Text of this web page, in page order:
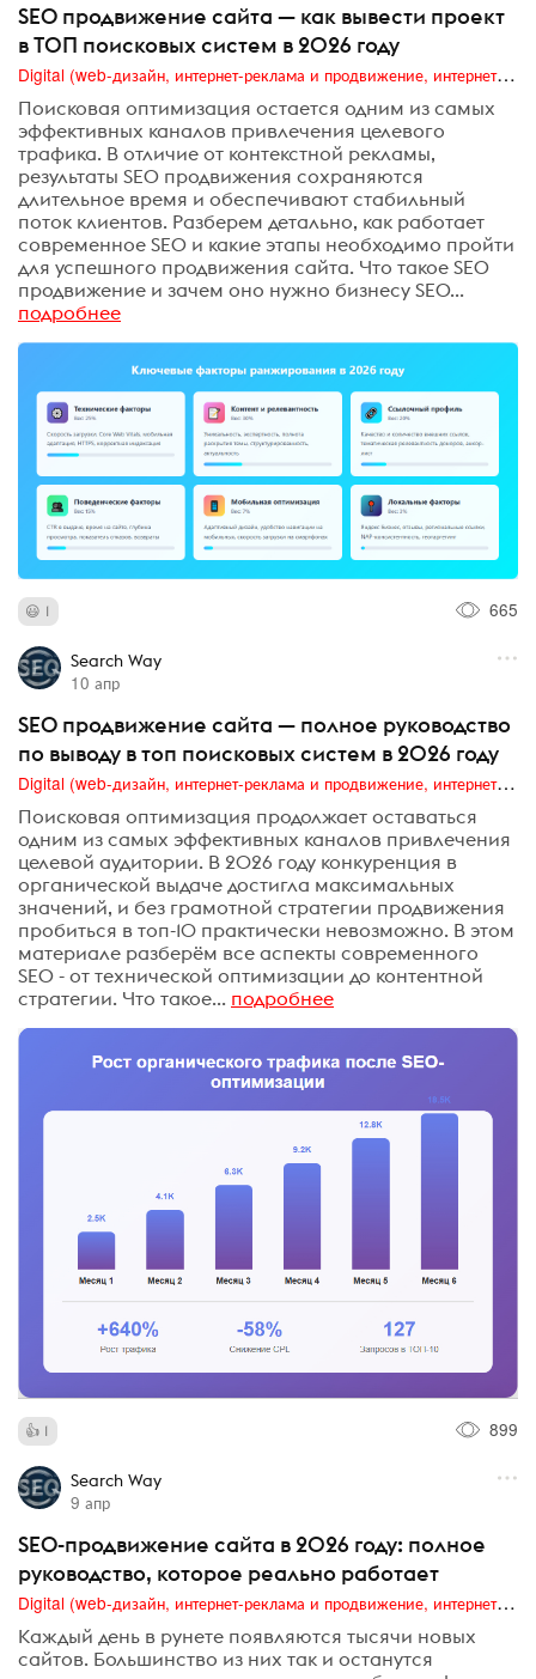
SEO продвижение сайта — как вывести проект
в ТОП поисковых систем в 2026 году
Digital (web-дизайн, интернет-реклама и продвижение, интернет-сообщества и блоги, интернет-коммуникации, мобильный маркетинг, реклама на цифровых экранах)
Поисковая оптимизация остается одним из самых
эффективных каналов привлечения целевого
трафика. В отличие от контекстной рекламы,
результаты SEO продвижения сохраняются
длительное время и обеспечивают стабильный
поток клиентов. Разберем детально, как работает
современное SEO и какие этапы необходимо пройти
для успешного продвижения сайта. Что такое SEO
продвижение и зачем оно нужно бизнесу SEO...
подробнее
1 665
Search Way
10 апр
SEO продвижение сайта — полное руководство
по выводу в топ поисковых систем в 2026 году
Digital (web-дизайн, интернет-реклама и продвижение, интернет-сообщества и блоги, интернет-коммуникации, мобильный маркетинг, реклама на цифровых экранах)
Поисковая оптимизация продолжает оставаться
одним из самых эффективных каналов привлечения
целевой аудитории. В 2026 году конкуренция в
органической выдаче достигла максимальных
значений, и без грамотной стратегии продвижения
пробиться в топ-10 практически невозможно. В этом
материале разберём все аспекты современного
SEO - от технической оптимизации до контентной
стратегии. Что такое... подробнее
1 899
Search Way
9 апр
SEO-продвижение сайта в 2026 году: полное
руководство, которое реально работает
Digital (web-дизайн, интернет-реклама и продвижение, интернет-сообщества и блоги, интернет-коммуникации, мобильный маркетинг, реклама на цифровых экранах)
Каждый день в рунете появляются тысячи новых
сайтов. Большинство из них так и останутся